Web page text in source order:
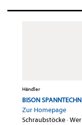
Händler
BISON
Zur Homepage
Schraubstöcke·